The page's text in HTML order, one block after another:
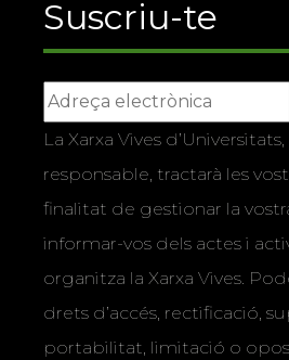
Suscriu-te
La Xarxa Vives
responsable, tractarà les
finalitat de gestionar la
informar-vos dels actes i
organitza la Xarxa Vives.
drets d’accés, rectificació,
portabilitat, limitació o